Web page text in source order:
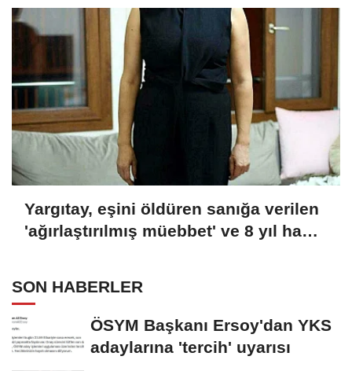
Yargıtay, eşini öldüren sanığa verilen
'ağırlaştırılmış müebbet' ve 8 yıl hapis
SON HABERLER
ÖSYM Başkanı Ersoy'dan YKS
adaylarına 'tercih' uyarısı